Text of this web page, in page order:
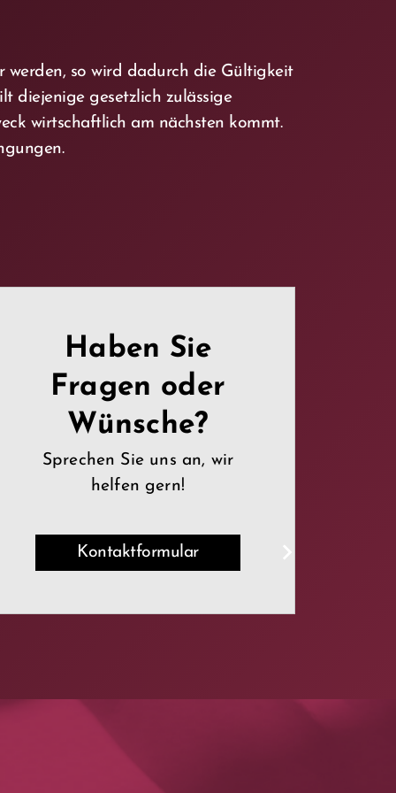
werden, so wird dadurch die Gültigkeit
diejenige gesetzlich zulässige
wirtschaftlich am nächsten kommt.
Haben Sie
Fragen oder
Wünsche?
Sprechen Sie uns an, wir
helfen gern!
Kontaktformular